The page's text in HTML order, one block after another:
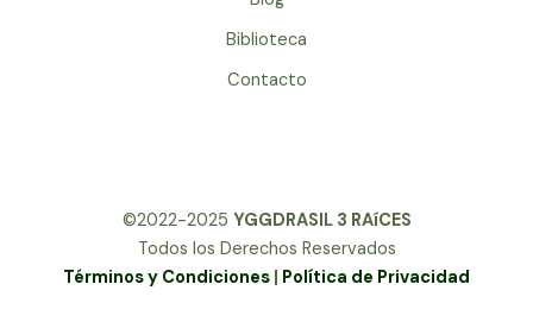
Biblioteca
Contacto
©2022-2025 YGGDRASIL 3 RAíCES
Todos los Derechos Reservados
Términos y Condiciones Política de Privacidad